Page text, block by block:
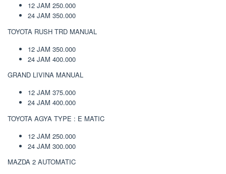
12 JAM 250.000
24 JAM 350.000
TOYOTA RUSH TRD MANUAL
12 JAM 350.000
24 JAM 400.000
GRAND LIVINA MANUAL
12 JAM 375.000
24 JAM 400.000
TOYOTA AGYA TYPE : E MATIC
12 JAM 250.000
24 JAM 300.000
MAZDA 2 AUTOMATIC